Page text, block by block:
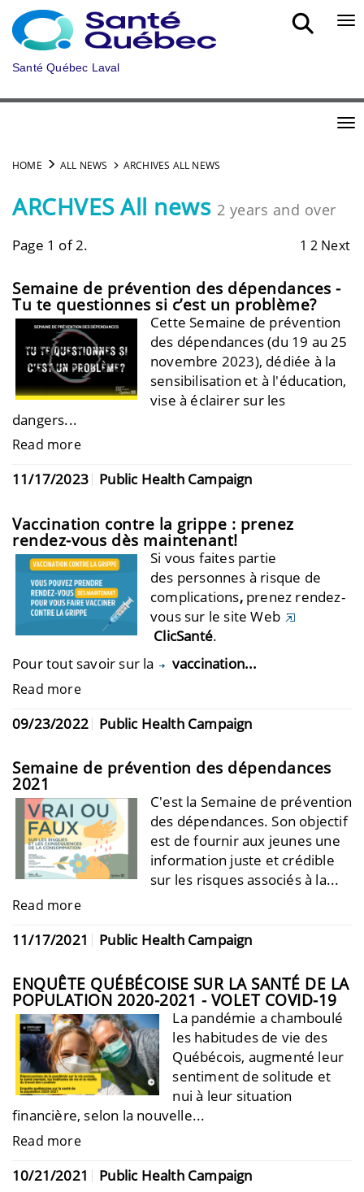
Skip to main content
Santé Québec Laval
HOME ALL NEWS ARCHIVES ALL NEWS
ARCHVES All news 2 years and over
Page 1 of 2. 1 2 Next
Semaine de prévention des dépendances -
Tu te questionnes si c’est un problème?
Cette Semaine de prévention
des dépendances (du 19 au 25
novembre 2023), dédiée à la
sensibilisation et à l'éducation,
vise à éclairer sur les
dangers...
Read more
11/17/2023 Public Health Campaign
Vaccination contre la grippe : prenez
rendez-vous dès maintenant!
Si vous faites partie
des personnes à risque de
complications,prenez rendez-
vous sur le site Web
ClicSanté.
Pour tout savoir sur la
vaccination...
Read more
09/23/2022 Public Health Campaign
Semaine de prévention des dépendances
2021
C'est la Semaine de prévention
des dépendances.Son objectif
est de fournir aux jeunes une
information juste et crédible
sur les risques associés à la...
Read more
11/17/2021 Public Health Campaign
ENQUÊTE QUÉBÉCOISE SUR LA SANTÉ DE LA
POPULATION 2020-2021 - VOLET COVID-19
La pandémie a chamboulé
les habitudes de vie des
Québécois, augmenté leur
sentiment de solitude et
nui à leur situation
financière, selon la nouvelle...
Read more
10/21/2021 Public Health Campaign